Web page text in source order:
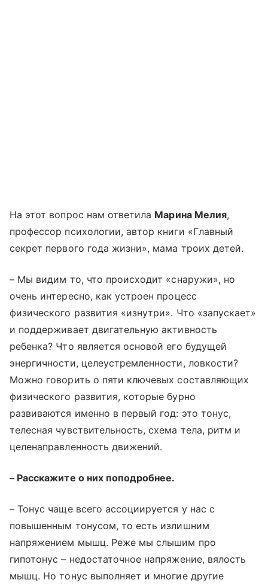
На этот вопрос нам ответила Марина Мелия,
профессор психологии, автор книги «Главный
секрет первого года жизни», мама троих детей.
– Мы видим то, что происходит «снаружи», но
очень интересно, как устроен процесс
физического развития «изнутри». Что «запускает»
и поддерживает двигательную активность
ребенка? Что является основой его будущей
энергичности, целеустремленности, ловкости?
Можно говорить о пяти ключевых составляющих
физического развития, которые бурно
развиваются именно в первый год: это тонус,
телесная чувствительность, схема тела, ритм и
целенаправленность движений.
– Расскажите о них поподробнее.
– Тонус чаще всего ассоциируется у нас с
повышенным тонусом, то есть излишним
напряжением мышц. Реже мы слышим про
гипотонус – недостаточное напряжение, вялость
мышц. Но тонус выполняет и многие другие